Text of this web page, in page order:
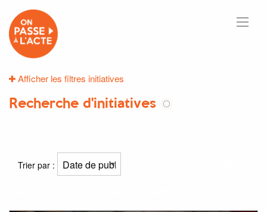
Afficher les filtres initiatives
Recherche d'initiatives
Trier par :